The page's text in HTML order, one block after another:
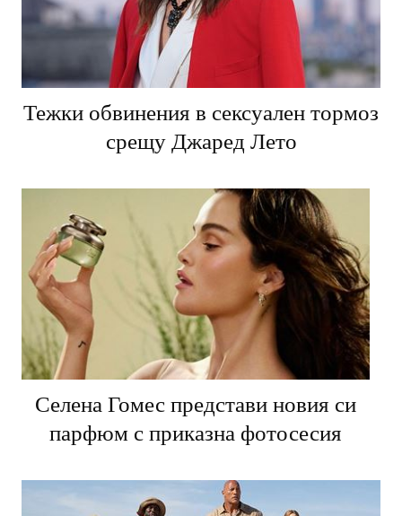
Тежки обвинения в сексуален тормоз
срещу Джаред Лето
Селена Гомес представи новия си
парфюм с приказна фотосесия